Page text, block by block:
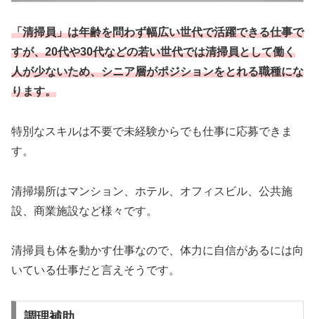
「清掃員」は年齢を問わず幅広い世代で活躍できる仕事で
すが、20代や30代などの若い世代では清掃員として働く
人が少ないため、シニア層がポジションをとれる職種にな
ります。
特別なスキルは不要で未経験からでも仕事に応募できま
す。
清掃場所はマンション、ホテル、オフィスビル、公共施
設、商業施設など様々です。
清掃員も体を動かす仕事なので、体力に自信があるには向
いている仕事だと言えそうです。